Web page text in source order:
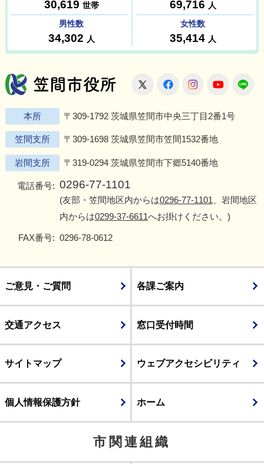
笠間市役所
X FacebookInstagram
本所 〒309-1792 茨城県笠間市中央三丁目2番1号
笠間支所 〒309-1698 茨城県笠間市笠間1532番地
岩間支所 〒319-0294 茨城県笠間市下郷5140番地
電話番号: 0296-77-1101
(友部・笠間地区内からは0296-77-1101 、岩間地区
内からは0299-37-6611へお掛けください。)
FAX番号: 0296-78-0612
ご意見・ご質問 各課ご案内
交通アクセス 窓口受付時間
サイトマップ ウェブアクセシビリティ
個人情報保護方針 ホーム
市関連組織